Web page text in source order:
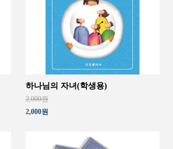
하나님의 자녀(학생용)
2,000원
2,000원